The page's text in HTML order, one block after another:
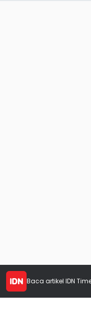
Baca artikel IDN